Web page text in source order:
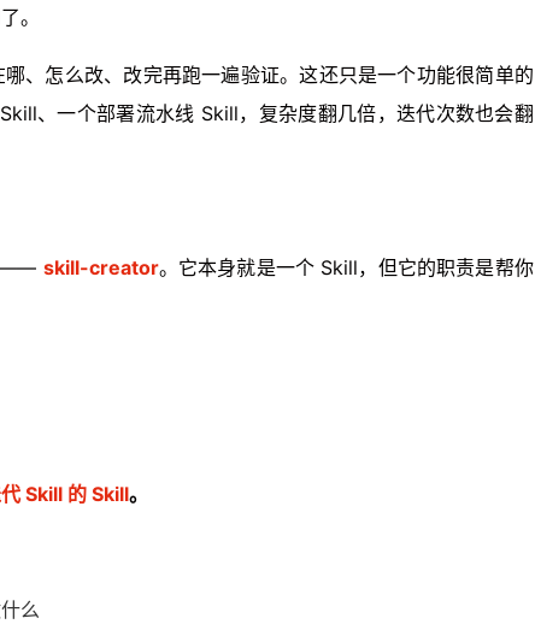
。
、怎么改、改完再跑一遍验证。这还只是一个功能很简单的
、一个部署流水线 Skill，复杂度翻几倍，迭代次数也会翻
"—— skill-creator。它本身就是一个 Skill，但它的职责是帮你
Skill 的 Skill。
么